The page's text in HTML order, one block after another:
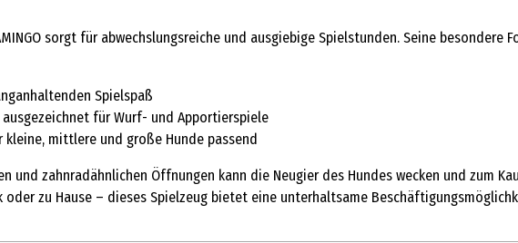
sorgt für abwechslungsreiche und ausgiebige Spielstunden. Seine
Spielspaß
für Wurf- und Apportierspiele
kleine, mittlere und große Hunde passend
und zahnradähnlichen Öffnungen kann die Neugier des Hundes wecken und zum
oder zu Hause – dieses Spielzeug bietet eine unterhaltsame